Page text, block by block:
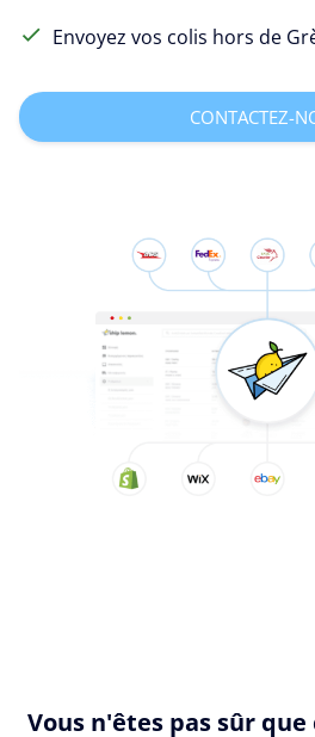
Envoyez vos colis hors de
CONTACTEZ-
Vous n'êtes pas sûr